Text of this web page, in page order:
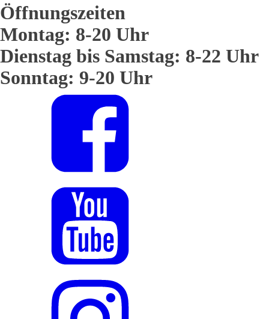
Öffnungszeiten
Montag: 8-20 Uhr
Dienstag bis Samstag: 8-22 Uhr
Sonntag: 9-20 Uhr